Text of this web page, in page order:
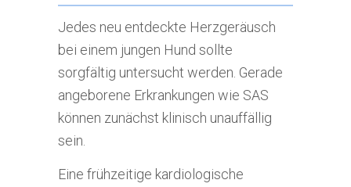
Jedes neu entdeckte Herzgeräusch
bei einem jungen Hund sollte
sorgfältig untersucht werden. Gerade
angeborene Erkrankungen wie SAS
können zunächst klinisch unauffällig
sein.
Eine frühzeitige kardiologische